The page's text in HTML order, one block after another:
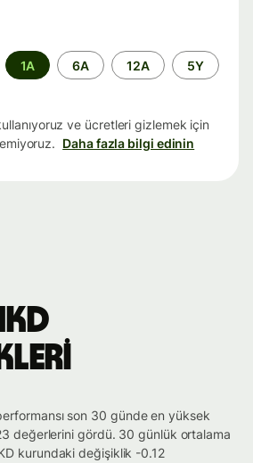
1A 6A 12A 5Y
ve ücretleri gizlemek için
Daha fazla bilgi edinin
son 30 günde en yüksek
değerlerini gördü. 30 günlük ortalama
kurundaki değişiklik -0.12